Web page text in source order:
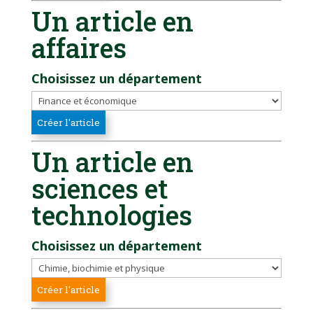
Un article en
affaires
Choisissez un département
Un article en
sciences et
technologies
Choisissez un département